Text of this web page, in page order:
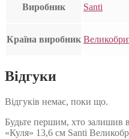
Виробник Santi
Країна виробник
Відгуки
Відгуків немає, поки що.
Будьте першим, хто залишив
«Куля» 13,6 см Santi